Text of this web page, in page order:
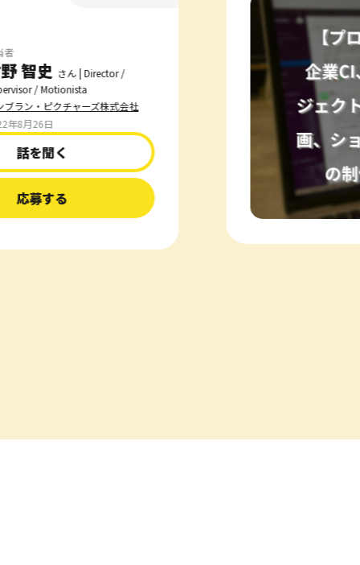
者
智史 さん | Director /
/ Motionista
ブラン・ピクチャーズ株式会社
年8月26日
話を聞く
応募する